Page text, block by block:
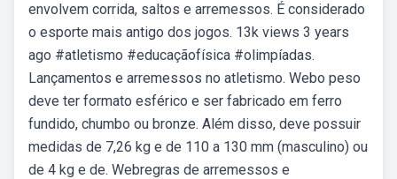
envolvem corrida, saltos e arremessos. É considerado
o esporte mais antigo dos jogos. 13k views 3 years
ago #atletismo #educaçãofísica #olimpíadas.
Lançamentos e arremessos no atletismo. Webo peso
deve ter formato esférico e ser fabricado em ferro
fundido, chumbo ou bronze. Além disso, deve possuir
medidas de 7,26 kg e de 110 a 130 mm (masculino) ou
de 4 kg e de. Webregras de arremessos e